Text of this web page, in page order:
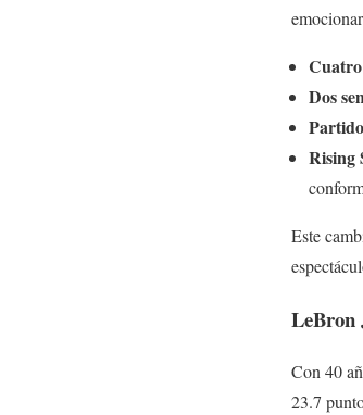
Dos
Rising
Este
LeBron
Con 40
23.7